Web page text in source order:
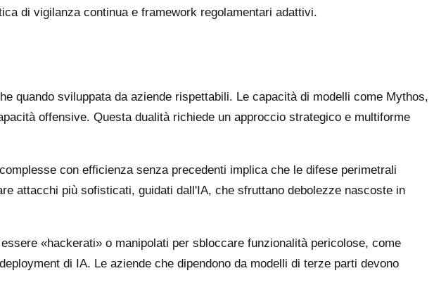
di vigilanza continua e framework regolamentari adattivi.
quando sviluppata da aziende rispettabili. Le capacità di modelli come Mythos,
offensive. Questa dualità richiede un approccio strategico e multiforme
con efficienza senza precedenti implica che le difese perimetrali
attacchi più sofisticati, guidati dall'IA, che sfruttano debolezze nascoste in
«hackerati» o manipolati per sbloccare funzionalità pericolose, come
di IA. Le aziende che dipendono da modelli di terze parti devono